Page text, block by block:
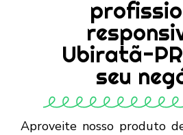
Ubiratã-
seu
Aproveite nosso produto